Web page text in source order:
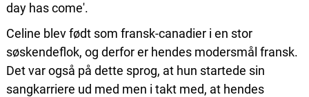
day has come'.
Celine blev født som fransk-canadier i en stor
søskendeflok, og derfor er hendes modersmål fransk.
Det var også på dette sprog, at hun startede sin
sangkarriere ud med men i takt med, at hendes